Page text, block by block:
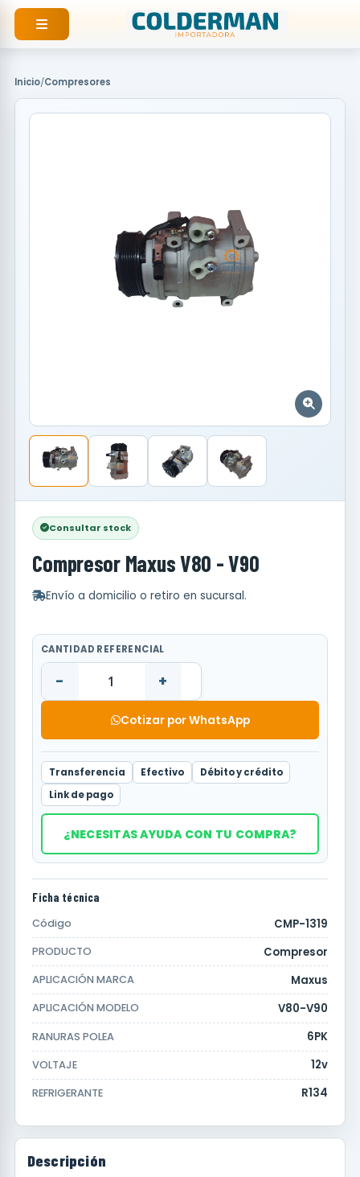
contenido
Inicio/Compresores
Consultar stock
Compresor Maxus V80 - V90
Envío a domicilio o retiro en sucursal.
CANTIDAD REFERENCIAL
- +
Cotizar por WhatsApp
Transferencia Efectivo
Débito y crédito
Link de pago
¿NECESITAS AYUDA CON TU COMPRA?
Ficha técnica
Código CMP-1319
PRODUCTO Compresor
APLICACIÓN MARCA Maxus
APLICACIÓN MODELO V80-V90
RANURAS POLEA 6PK
VOLTAJE 12v
REFRIGERANTE R134
Descripción